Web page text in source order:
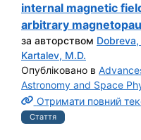
internal magnetic
arbitrary
за авторством Dobreva,
Kartalev, M.D.
Опубліковано в
Astronomy and Space
Отримати повний
Стаття